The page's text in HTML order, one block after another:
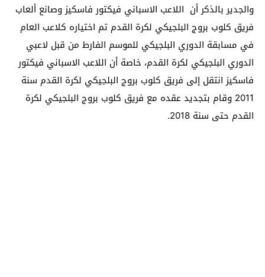
والجدير بالذكر أن اللاعب الاسباني فيكتور فاسكيز وصانع ألعاب
فريق كلوب بروج البلجيكي لكرة القدم تم اختياره كلاعب العام
في مسابقة الدوري البلجيكي للموسم الفارط من قبل لاعبي
الدوري البلجيكي لكرة القدم، خاصة أن اللاعب الاسباني فيكتور
فاسكيز انتقل إلى فريق كلوب بروج البلجيكي لكرة القدم سنة
2011 وقام بتجديد عقده مع فريق كلوب بروج البلجيكي لكرة
القدم حتى سنة 2018.